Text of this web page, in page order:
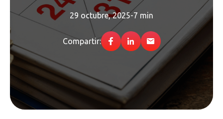
29 octubre, 2025-7 min
Compartir: